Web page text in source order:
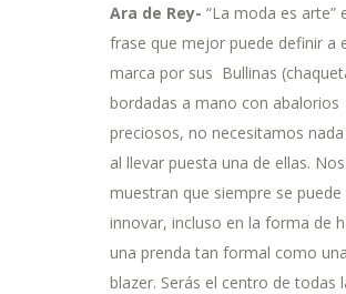
Ara de Rey- “La moda es arte”
frase que mejor puede definir a
marca por sus Bullinas
bordadas a mano con abalorios
preciosos, no necesitamos
al llevar puesta una de ellas. Nos
muestran que siempre se puede
innovar, incluso en la forma de
una prenda tan formal como una
blazer. Serás el centro de todas